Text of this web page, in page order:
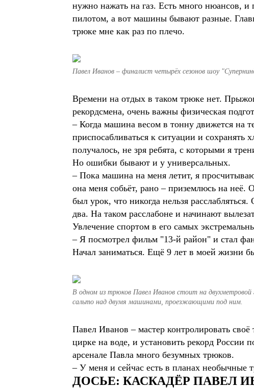
нужно нажать на газ. Есть много нюансов, и
пилотом, а вот машины бывают разные.
трюке мне как раз по плечо.
Павел Иванов – финалист четырёх сезонов шоу
Времени на отдых в таком трюке нет.
рекордсмена, очень важны физическая
– Когда машина весом в тонну движется на
приспосабливаться к ситуации и сохранять
получалось, не зря ребята, с которыми я
Но ошибки бывают и у универсальных.
– Пока машина на меня летит, я
она меня собьёт, рано – приземлюсь на неё.
был урок, что никогда нельзя
два. На таком расслабоне и начинают
Увлечение спортом в его самых
– Я посмотрел фильм "13-й район" и стал
Начал заниматься. Ещё 9 лет в моей жизни
В одном из трюков Павел Иванов стоит на
сальто над двумя машинами, проезжающими под ним.
Павел Иванов – мастер контролировать
цирке на воде, и установить рекорд России
арсенале Павла много безумных трюков.
– У меня и сейчас есть в планах необычные
ДОСЬЕ: КАСКАДЁР ПАВЕЛ